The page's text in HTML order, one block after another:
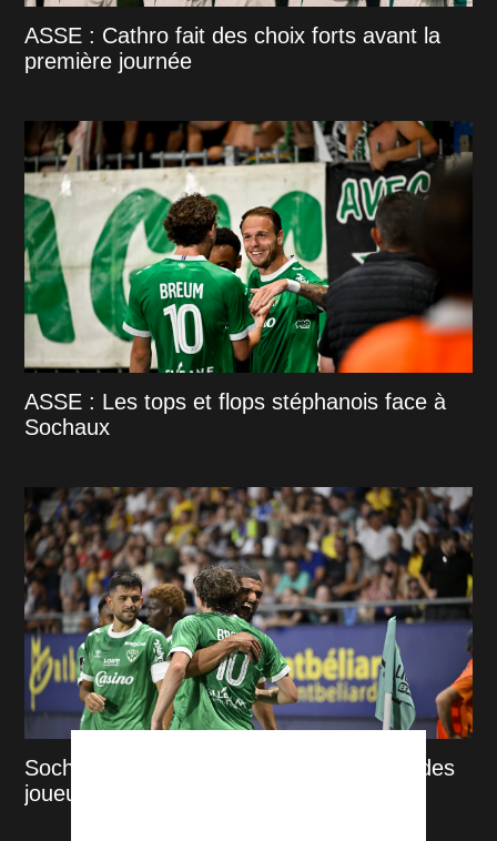
ASSE : Cathro fait des choix forts avant la
première journée
ASSE : Les tops et flops stéphanois face à
Sochaux
Sochaux-ASSE : Les réactions à chaud des
joueurs !